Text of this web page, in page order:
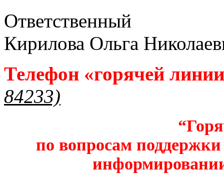
Ответственный
Кирилова Ольга
Телефон «горячей
84233)
по вопросам поддержки